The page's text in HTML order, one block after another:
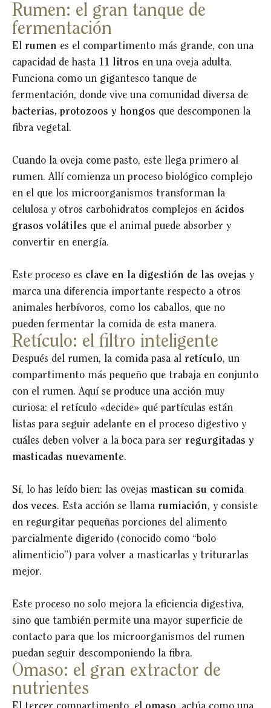
Rumen: el gran tanque de
fermentación
El rumen es el compartimento más grande, con una
capacidad de hasta 11 litros en una oveja adulta.
Funciona como un gigantesco tanque de
fermentación, donde vive una comunidad diversa de
bacterias, protozoos y hongos que descomponen la
fibra vegetal.
Cuando la oveja come pasto, este llega primero al
rumen. Allí comienza un proceso biológico complejo
en el que los microorganismos transforman la
celulosa y otros carbohidratos complejos en ácidos
grasos volátiles que el animal puede absorber y
convertir en energía.
Este proceso es clave en la digestión de las ovejas y
marca una diferencia importante respecto a otros
animales herbívoros, como los caballos, que no
pueden fermentar la comida de esta manera.
Retículo: el filtro inteligente
Después del rumen, la comida pasa al retículo, un
compartimento más pequeño que trabaja en conjunto
con el rumen. Aquí se produce una acción muy
curiosa: el retículo «decide» qué partículas están
listas para seguir adelante en el proceso digestivo y
cuáles deben volver a la boca para ser regurgitadas y
masticadas nuevamente.
Sí, lo has leído bien: las ovejas mastican su comida
dos veces. Esta acción se llama rumiación, y consiste
en regurgitar pequeñas porciones del alimento
parcialmente digerido (conocido como “bolo
alimenticio”) para volver a masticarlas y triturarlas
mejor.
Este proceso no solo mejora la eficiencia digestiva,
sino que también permite una mayor superficie de
contacto para que los microorganismos del rumen
puedan seguir descomponiendo la fibra.
Omaso: el gran extractor de
nutrientes